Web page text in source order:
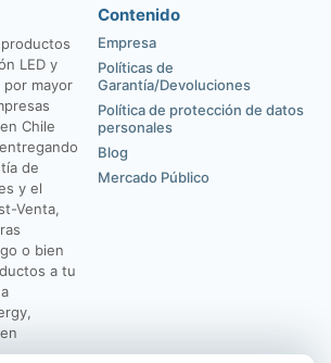
LED y
por mayor
Chile
de
y el
Venta,
o bien
a tu
Contenido
Empresa
Políticas de
Garantía/Devoluciones
Política de protección de datos
personales
Blog
Mercado Público